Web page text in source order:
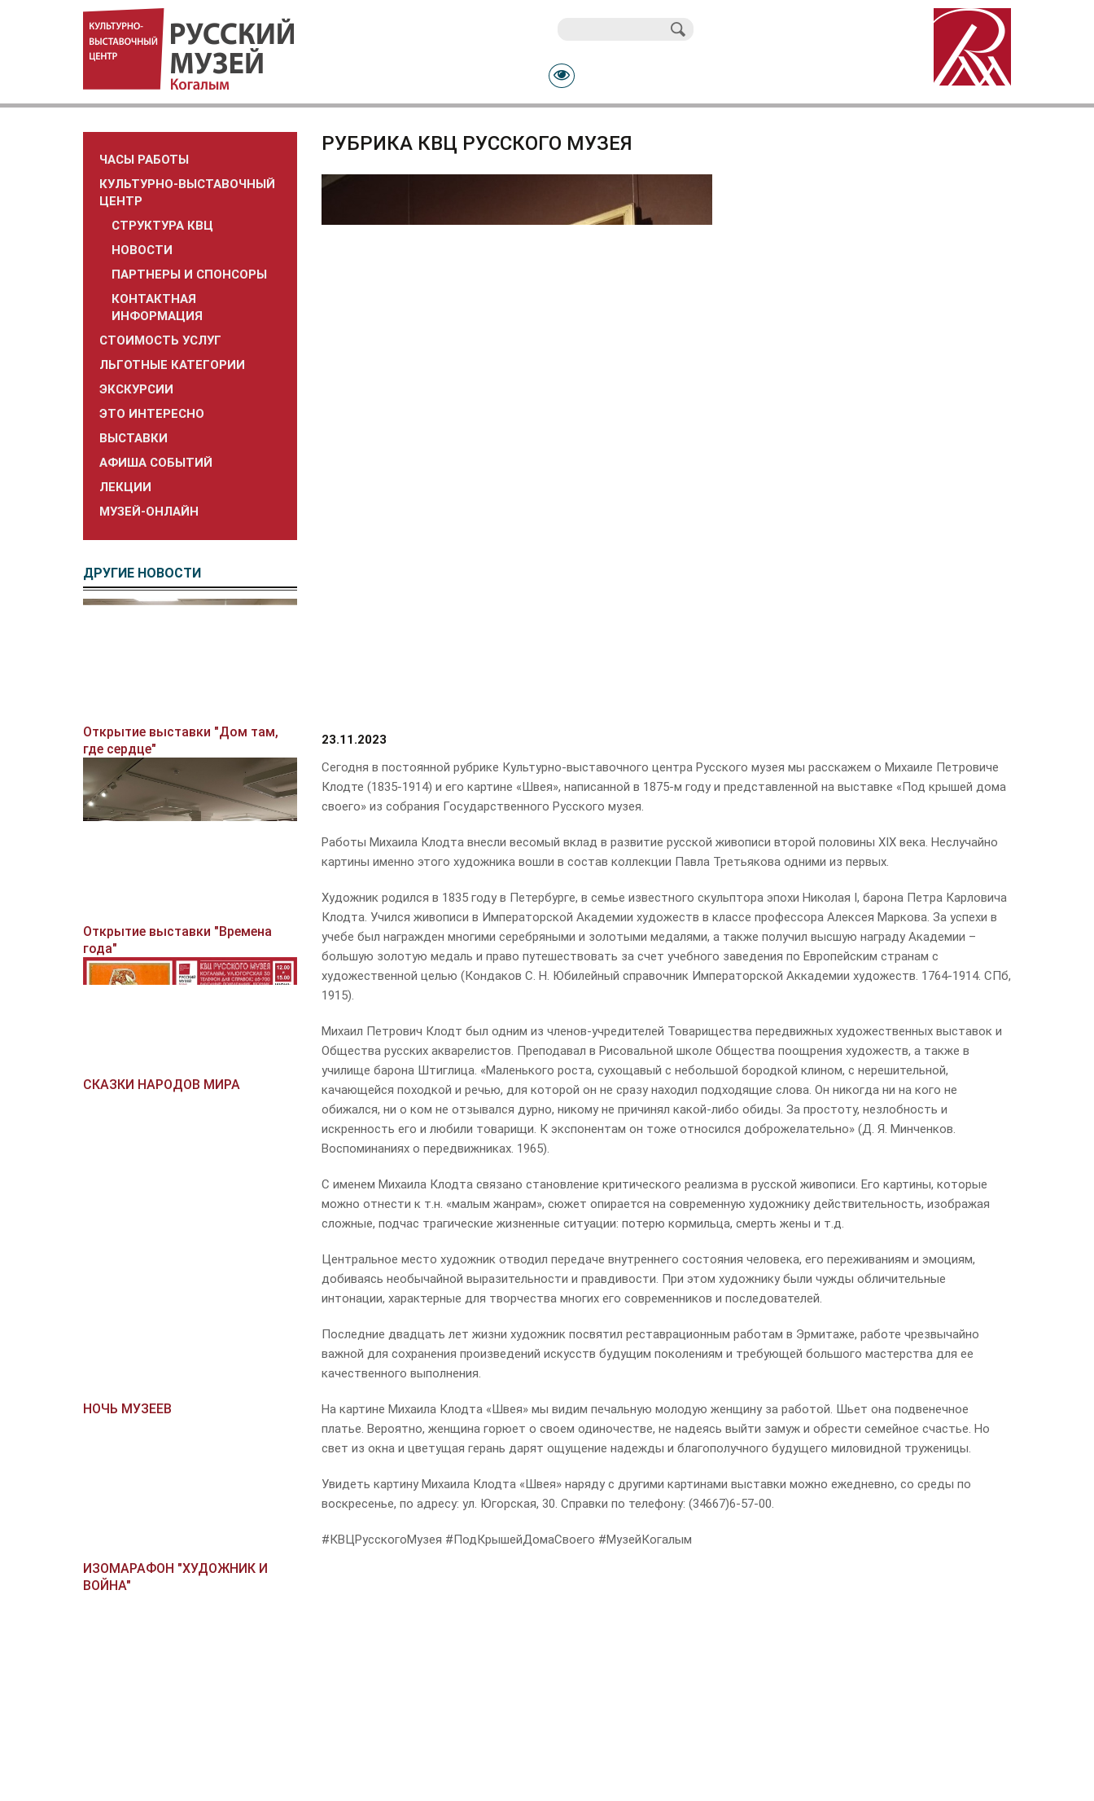
ЧАСЫ РАБОТЫ
КУЛЬТУРНО-ВЫСТАВОЧНЫЙ
ЦЕНТР
СТРУКТУРА КВЦ
НОВОСТИ
ПАРТНЕРЫ И СПОНСОРЫ
КОНТАКТНАЯ
ИНФОРМАЦИЯ
СТОИМОСТЬ УСЛУГ
ЛЬГОТНЫЕ КАТЕГОРИИ
ЭКСКУРСИИ
ЭТО ИНТЕРЕСНО
ВЫСТАВКИ
АФИША СОБЫТИЙ
ЛЕКЦИИ
МУЗЕЙ-ОНЛАЙН
ДРУГИЕ НОВОСТИ
Открытие выставки "Дом там,
где сердце"
Открытие выставки "Времена
года"
СКАЗКИ НАРОДОВ МИРА
НОЧЬ МУЗЕЕВ
ИЗОМАРАФОН "ХУДОЖНИК И
ВОЙНА"
РУБРИКА КВЦ РУССКОГО МУЗЕЯ
23.11.2023
Сегодня в постоянной рубрике Культурно-выставочного центра Русского музея мы расскажем о Михаиле Петровиче
Клодте (1835-1914) и его картине «Швея», написанной в 1875-м году и представленной на выставке «Под крышей дома
своего» из собрания Государственного Русского музея.
Работы Михаила Клодта внесли весомый вклад в развитие русской живописи второй половины XIX века. Неслучайно
картины именно этого художника вошли в состав коллекции Павла Третьякова одними из первых.
Художник родился в 1835 году в Петербурге, в семье известного скульптора эпохи Николая I, барона Петра Карловича
Клодта. Учился живописи в Императорской Академии художеств в классе профессора Алексея Маркова. За успехи в
учебе был награжден многими серебряными и золотыми медалями, а также получил высшую награду Академии –
большую золотую медаль и право путешествовать за счет учебного заведения по Европейским странам с
художественной целью (Кондаков С. Н. Юбилейный справочник Императорской Аккадемии художеств. 1764-1914. СПб,
1915).
Михаил Петрович Клодт был одним из членов-учредителей Товарищества передвижных художественных выставок и
Общества русских акварелистов. Преподавал в Рисовальной школе Общества поощрения художеств, а также в
училище барона Штиглица. «Маленького роста, сухощавый с небольшой бородкой клином, с нерешительной,
качающейся походкой и речью, для которой он не сразу находил подходящие слова. Он никогда ни на кого не
обижался, ни о ком не отзывался дурно, никому не причинял какой-либо обиды. За простоту, незлобность и
искренность его и любили товарищи. К экспонентам он тоже относился доброжелательно» (Д. Я. Минченков.
Воспоминаниях о передвижниках. 1965).
С именем Михаила Клодта связано становление критического реализма в русской живописи. Его картины, которые
можно отнести к т.н. «малым жанрам», сюжет опирается на современную художнику действительность, изображая
сложные, подчас трагические жизненные ситуации: потерю кормильца, смерть жены и т.д.
Центральное место художник отводил передаче внутреннего состояния человека, его переживаниям и эмоциям,
добиваясь необычайной выразительности и правдивости. При этом художнику были чужды обличительные
интонации, характерные для творчества многих его современников и последователей.
Последние двадцать лет жизни художник посвятил реставрационным работам в Эрмитаже, работе чрезвычайно
важной для сохранения произведений искусств будущим поколениям и требующей большого мастерства для ее
качественного выполнения.
На картине Михаила Клодта «Швея» мы видим печальную молодую женщину за работой. Шьет она подвенечное
платье. Вероятно, женщина горюет о своем одиночестве, не надеясь выйти замуж и обрести семейное счастье. Но
свет из окна и цветущая герань дарят ощущение надежды и благополучного будущего миловидной труженицы.
Увидеть картину Михаила Клодта «Швея» наряду с другими картинами выставки можно ежедневно, со среды по
воскресенье, по адресу: ул. Югорская, 30. Справки по телефону: (34667)6-57-00.
#КВЦРусскогоМузея #ПодКрышейДомаСвоего #МузейКогалым